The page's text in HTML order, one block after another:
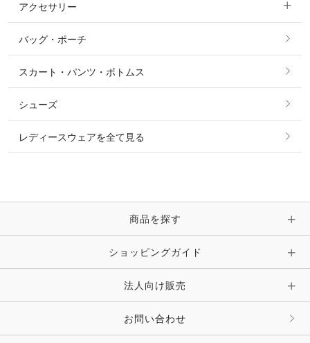
ニット・セーター
シャツ・ブラウス・ワンピース
ショーシャツ
すべてのファッション雑貨
ソックス
ベルト
時計・財布・キーケース・革小物
キーホルダー・チャーム・ストラップ
その他 ファッション雑貨
アクセサリー
すべてのアクセサリー
リング
ピアス・イヤリング
ピン・ブローチ・コサージュ
その他 アクセサリー
バッグ・ポーチ
スカート・パンツ・ボトムス
シューズ
レディースウェアを全て見る
商品を探す
ショッピングガイド
法人向け販売
お問い合わせ